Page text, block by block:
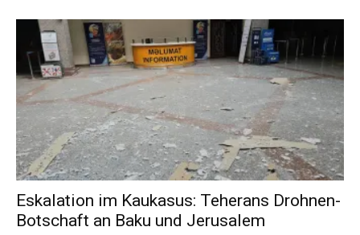
Eskalation im Kaukasus: Teherans Drohnen-
Botschaft an Baku und Jerusalem